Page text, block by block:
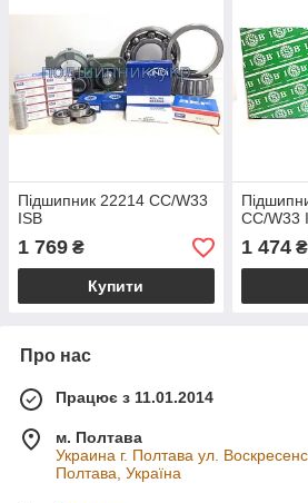
Підшипник 22214 CC/W33
ISB
1 769 ₴
Купити
CC/W33
1 474₴
Про нас
Працює з 11.01.2014
м. Полтава
Украина г. Полтава ул.
Полтава, Україна